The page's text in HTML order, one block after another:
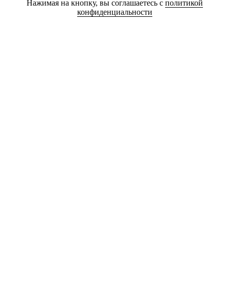
Нажимая на кнопку, вы соглашаетесь с политикой
конфиденциальности